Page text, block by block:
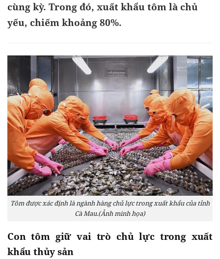
cùng kỳ. Trong đó, xuất khẩu tôm là chủ
yếu, chiếm khoảng 80%.
Tôm được xác định là ngành hàng chủ lực trong xuất khẩu của tỉnh
Cà Mau.(Ảnh minh họa)
Con tôm giữ vai trò chủ lực trong xuất
khẩu thủy sản